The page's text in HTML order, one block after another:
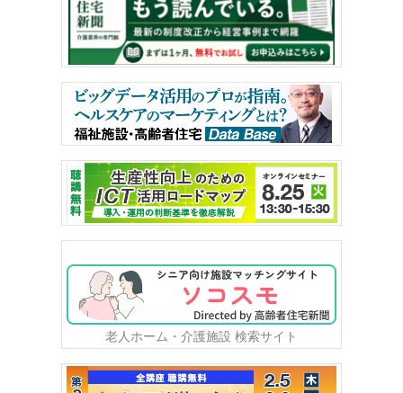
老人ホーム・介護施設 検索サイト